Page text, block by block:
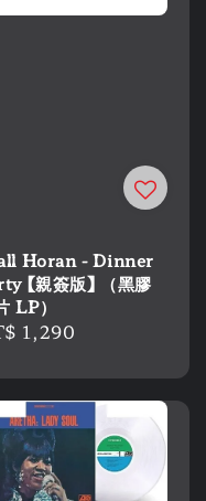
Horan - Dinner
【親簽版】 （黑膠
LP）
1,290